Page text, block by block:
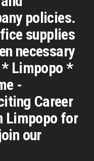
policies.
supplies
necessary
Limpopo *
-
Career
Limpopo for
our